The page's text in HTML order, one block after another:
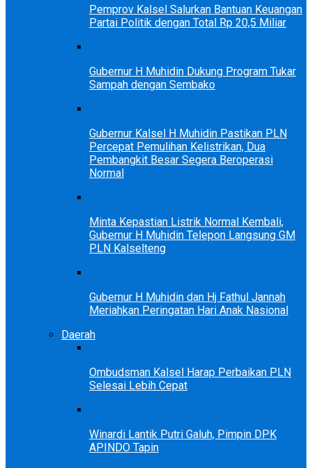
Pemprov Kalsel Salurkan Bantuan Keuangan
Partai Politik dengan Total Rp 20,5 Miliar
Gubernur H Muhidin Dukung Program Tukar
Sampah dengan Sembako
Gubernur Kalsel H Muhidin Pastikan PLN
Percepat Pemulihan Kelistrikan, Dua
Pembangkit Besar Segera Beroperasi
Normal
Minta Kepastian Listrik Normal Kembali,
Gubernur H Muhidin Telepon Langsung GM
PLN Kalselteng
Gubernur H Muhidin dan Hj Fathul Jannah
Meriahkan Peringatan Hari Anak Nasional
Daerah
Ombudsman Kalsel Harap Perbaikan PLN
Selesai Lebih Cepat
Winardi Lantik Putri Galuh, Pimpin DPK
APINDO Tapin